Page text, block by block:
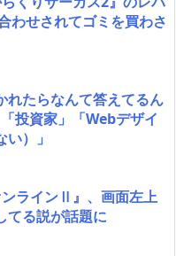
わせされてゴミを買わさ
れたらなんて答えてるん
投資家」「Webデザイ
）」
ンラインⅡ』、画面左上
てる説が話題に